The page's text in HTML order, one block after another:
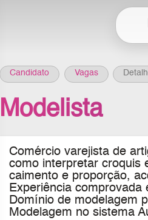
Candidato Vagas
Modelista
Comércio varejista de
como interpretar croquis
caimento e proporção,
Experiência
Domínio de modelagem
Modelagem no sistema